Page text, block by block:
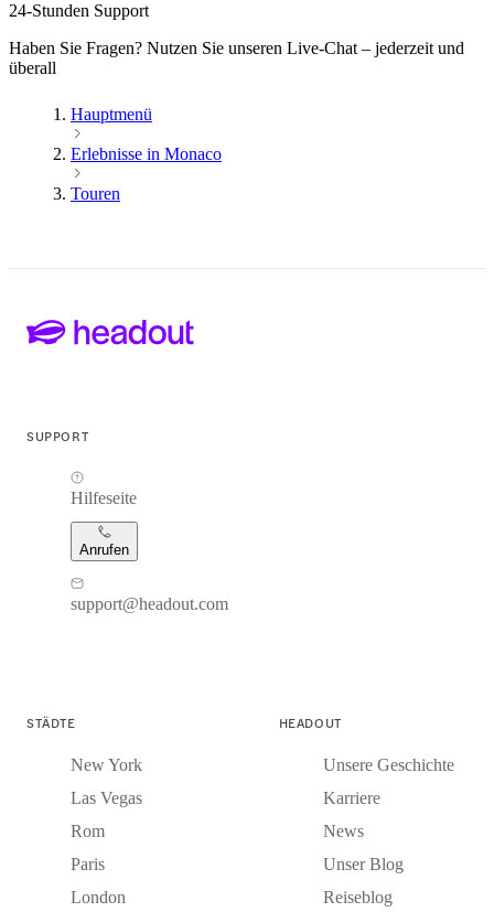
24-Stunden Support
Haben Sie Fragen? Nutzen Sie unseren Live-Chat – jederzeit und
überall
Hauptmenü
Erlebnisse in Monaco
Touren
SUPPORT
Hilfeseite
Anrufen
support@headout.com
STÄDTE
New York
Las Vegas
Rom
Paris
London
HEADOUT
Unsere Geschichte
Karriere
News
Unser Blog
Reiseblog